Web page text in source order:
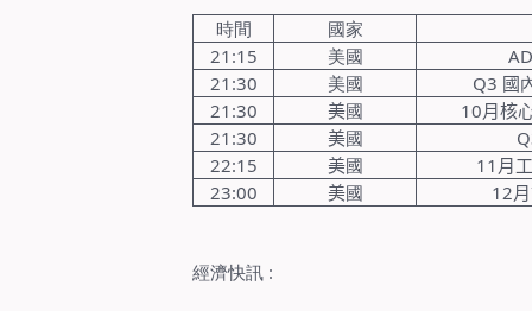
時間 國家
21:15
美國
21:30
美國 Q3 國
21:30
美國 10月核
21:30
美國
22:15
美國 11 月工
23:00
美國 12
經濟快訊 :